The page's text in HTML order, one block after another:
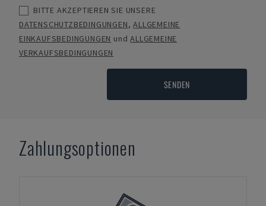
BITTE AKZEPTIEREN SIE UNSERE
DATENSCHUTZBEDINGUNGEN,ALLGEMEINE
EINKAUFSBEDINGUNGEN undALLGEMEINE
VERKAUFSBEDINGUNGEN
SENDEN
Zahlungsoptionen